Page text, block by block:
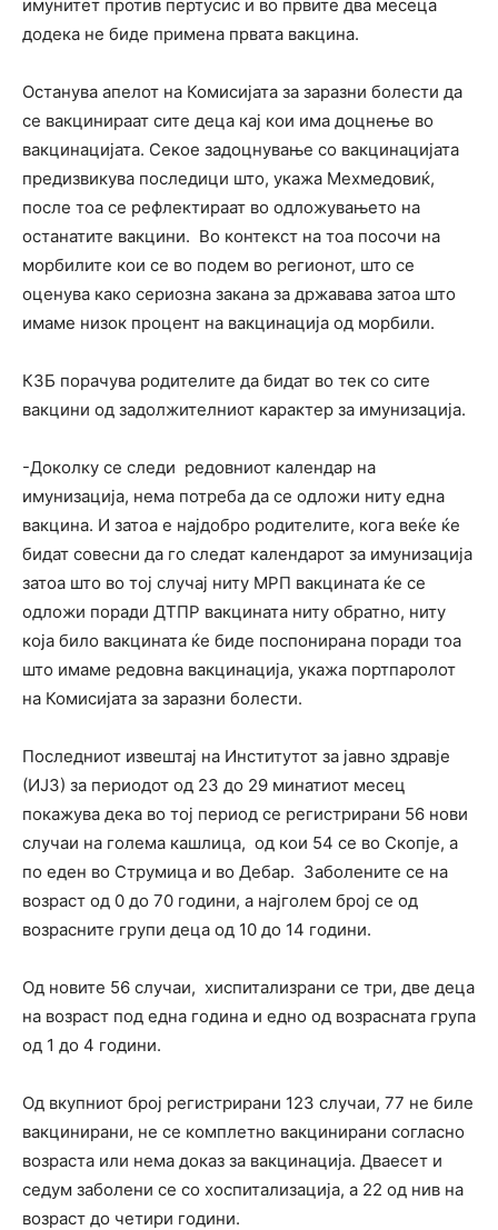
имунитет против пертусис и во првите два месеца
додека не биде примена првата вакцина.
Останува апелот на Комисијата за заразни болести да
се вакцинираат сите деца кај кои има доцнење во
вакцинацијата. Секое задоцнување со вакцинацијата
предизвикува последици што, укажа Мехмедовиќ,
после тоа се рефлектираат во одложувањето на
останатите вакцини. Во контекст на тоа посочи на
морбилите кои се во подем во регионот, што се
оценува како сериозна закана за државава затоа што
имаме низок процент на вакцинација од морбили.
КЗБ порачува родителите да бидат во тек со сите
вакцини од задолжителниот карактер за имунизација.
-Доколку се следи редовниот календар на
имунизација, нема потреба да се одложи ниту една
вакцина. И затоа е најдобро родителите, кога веќе ќе
бидат совесни да го следат календарот за имунизација
затоа што во тој случај ниту МРП вакцината ќе се
одложи поради ДТПР вакцината ниту обратно, ниту
која било вакцината ќе биде поспонирана поради тоа
што имаме редовна вакцинација, укажа портпаролот
на Комисијата за заразни болести.
Последниот извештај на Институтот за јавно здравје
(ИЈЗ) за периодот од 23 до 29 минатиот месец
покажува дека во тој период се регистрирани 56 нови
случаи на голема кашлица, од кои 54 се во Скопје, а
по еден во Струмица и во Дебар. Заболените се на
возраст од 0 до 70 години, а најголем број се од
возрасните групи деца од 10 до 14 години.
Од новите 56 случаи, хиспитализрани се три, две деца
на возраст под една година и едно од возрасната група
од 1 до 4 години.
Од вкупниот број регистрирани 123 случаи, 77 не биле
вакцинирани, не се комплетно вакцинирани согласно
возраста или нема доказ за вакцинација. Дваесет и
седум заболени се со хоспитализација, а 22 од нив на
возраст до четири години.